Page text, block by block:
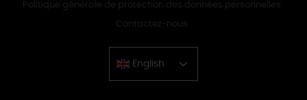
Politique générale de protection des données personnelles
Contactez-nous
English
Chinese